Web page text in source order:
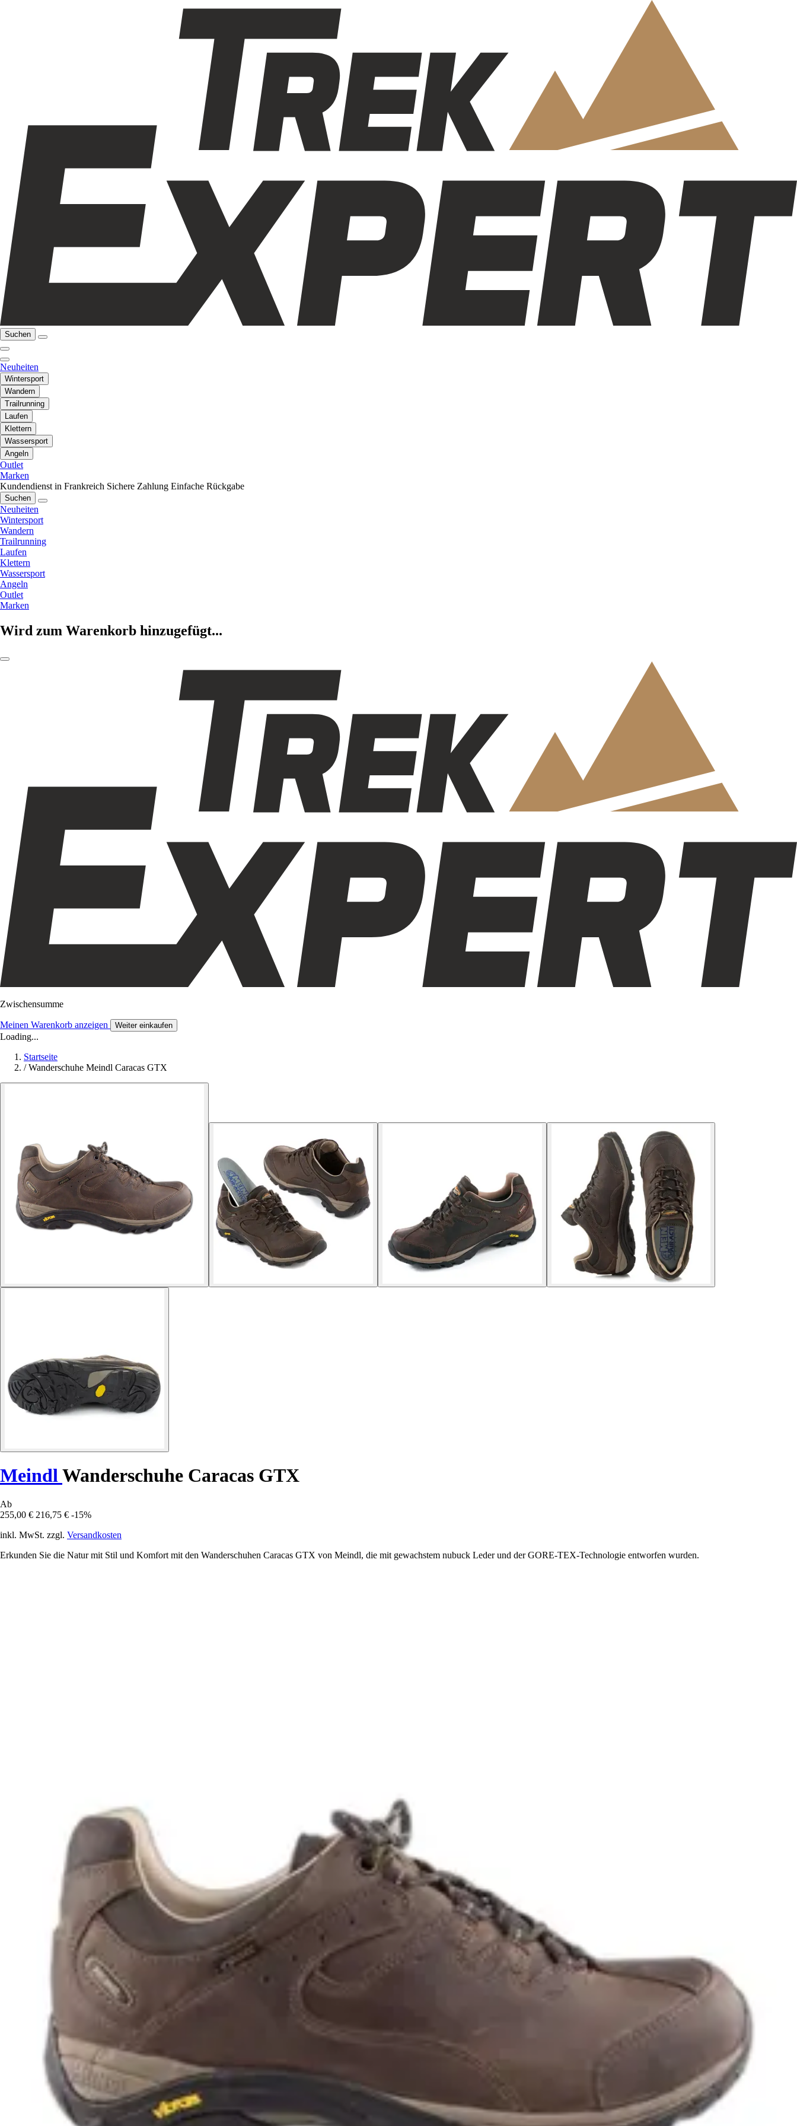
Suchen
Neuheiten
Wintersport
Wandern
Trailrunning
Laufen
Klettern
Wassersport
Angeln
Outlet
Marken
Kundendienst in Frankreich Sichere Zahlung Einfache Rückgabe
Suchen
Neuheiten
Wintersport
Wandern
Trailrunning
Laufen
Klettern
Wassersport
Angeln
Outlet
Marken
Wird zum Warenkorb hinzugefügt...
Zwischensumme
Meinen Warenkorb anzeigen Weiter einkaufen
Loading...
Startseite
/ Wanderschuhe Meindl Caracas GTX
Meindl Wanderschuhe Caracas GTX
Ab
255,00 € 216,75 € -15%
inkl. MwSt. zzgl. Versandkosten
Erkunden Sie die Natur mit Stil und Komfort mit den Wanderschuhen Caracas GTX von Meindl, die mit gewachstem nubuck Leder und der GORE-TEX-Technologie entworfen wurden.